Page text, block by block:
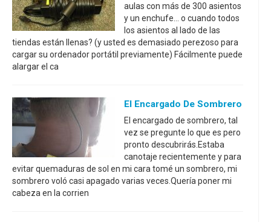
aulas con más de 300 asientos
y un enchufe... o cuando todos
los asientos al lado de las
tiendas están llenas? (y usted es demasiado perezoso para
cargar su ordenador portátil previamente) Fácilmente puede
alargar el ca
El Encargado De Sombrero
El encargado de sombrero, tal
vez se pregunte lo que es pero
pronto descubrirás.Estaba
canotaje recientemente y para
evitar quemaduras de sol en mi cara tomé un sombrero, mi
sombrero voló casi apagado varias veces.Quería poner mi
cabeza en la corrien